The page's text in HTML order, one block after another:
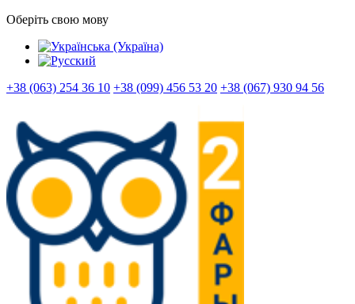
Оберіть свою мову
+38 (063) 254 36 10 +38 (099) 456 53 20 +38 (067) 930 94 56